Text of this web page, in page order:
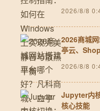
2026/8/8
2026商城
亭云、
2026/8/8
Jupyter内
核心技能